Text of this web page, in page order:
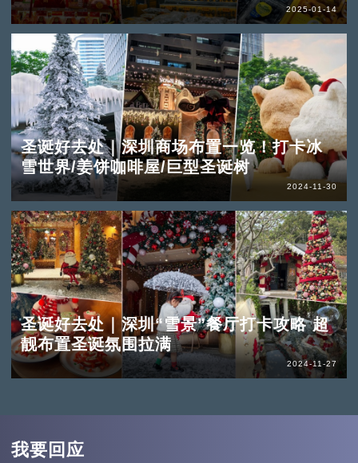
2025-01-14
圣诞好去处｜深圳商场布置一览！打卡冰
雪世界/姜饼咖啡屋/巨型圣诞树
2024-11-30
圣诞好去处｜深圳“雪景”餐厅打卡攻略 超
靓布置圣诞氛围拉满
2024-11-27
我要回应